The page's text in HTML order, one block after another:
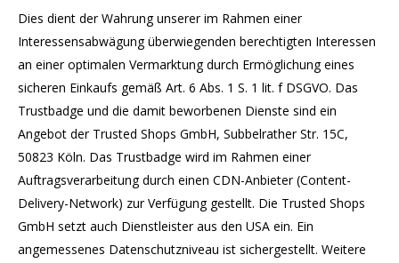
Dies dient der Wahrung unserer im Rahmen einer
Interessensabwägung überwiegenden berechtigten Interessen
an einer optimalen Vermarktung durch Ermöglichung eines
sicheren Einkaufs gemäß Art. 6 Abs. 1 S. 1 lit. f DSGVO. Das
Trustbadge und die damit beworbenen Dienste sind ein
Angebot der Trusted Shops GmbH, Subbelrather Str. 15C,
50823 Köln. Das Trustbadge wird im Rahmen einer
Auftragsverarbeitung durch einen CDN-Anbieter (Content-
Delivery-Network) zur Verfügung gestellt. Die Trusted Shops
GmbH setzt auch Dienstleister aus den USA ein. Ein
angemessenes Datenschutzniveau ist sichergestellt. Weitere